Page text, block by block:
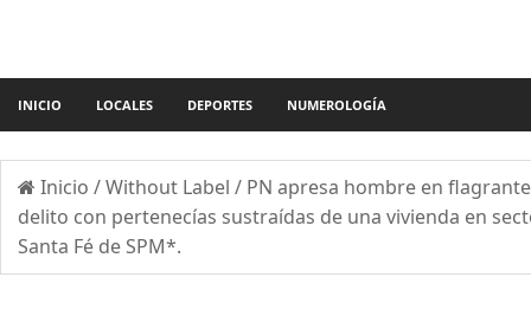
INICIO LOCALES DEPORTES NUMEROLOGÍA
Inicio /Without Label / PN apresa hombre en flagrante
delito con pertenecías sustraídas de una vivienda en
Santa Fé de SPM*.